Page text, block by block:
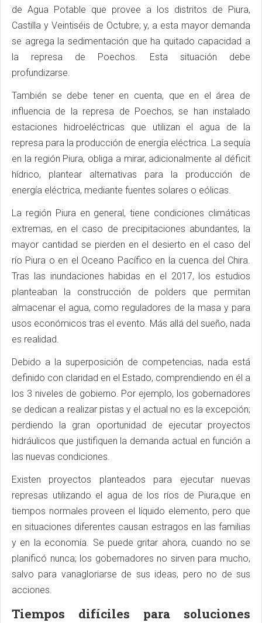
de Agua Potable que provee a los distritos de Piura,
Castilla y Veintiséis de Octubre; y, a esta mayor demanda
se agrega la sedimentación que ha quitado capacidad a
la represa de Poechos. Esta situación debe
profundizarse.
También se debe tener en cuenta, que en el área de
influencia de la represa de Poechos, se han instalado
estaciones hidroeléctricas que utilizan el agua de la
represa para la producción de energía eléctrica. La sequía
en la región Piura, obliga a mirar, adicionalmente al déficit
hídrico, plantear alternativas para la producción de
energía eléctrica, mediante fuentes solares o eólicas.
La región Piura en general, tiene condiciones climáticas
extremas, en el caso de precipitaciones abundantes, la
mayor cantidad se pierden en el desierto en el caso del
río Piura o en el Oceano Pacífico en la cuenca del Chira.
Tras las inundaciones habidas en el 2017, los estudios
planteaban la construcción de polders que permitan
almacenar el agua, como reguladores de la masa y para
usos económicos tras el evento. Más allá del sueño, nada
es realidad.
Debido a la superposición de competencias, nada está
definido con claridad en el Estado, comprendiendo en él a
los 3 niveles de gobierno. Por ejemplo, los gobernadores
se dedican a realizar pistas y el actual no es la excepción;
perdiendo la gran oportunidad de ejecutar proyectos
hidráulicos que justifiquen la demanda actual en función a
las nuevas condiciones.
Existen proyectos planteados para ejecutar nuevas
represas utilizando el agua de los ríos de Piura,que en
tiempos normales proveen el líquido elemento, pero que
en situaciones diferentes causan estragos en las familias
y en la economía. Se puede gritar ahora, cuando no se
planificó nunca; los gobernadores no sirven para mucho,
salvo para vanagloriarse de sus ideas, pero no de sus
acciones.
Tiempos difíciles para soluciones